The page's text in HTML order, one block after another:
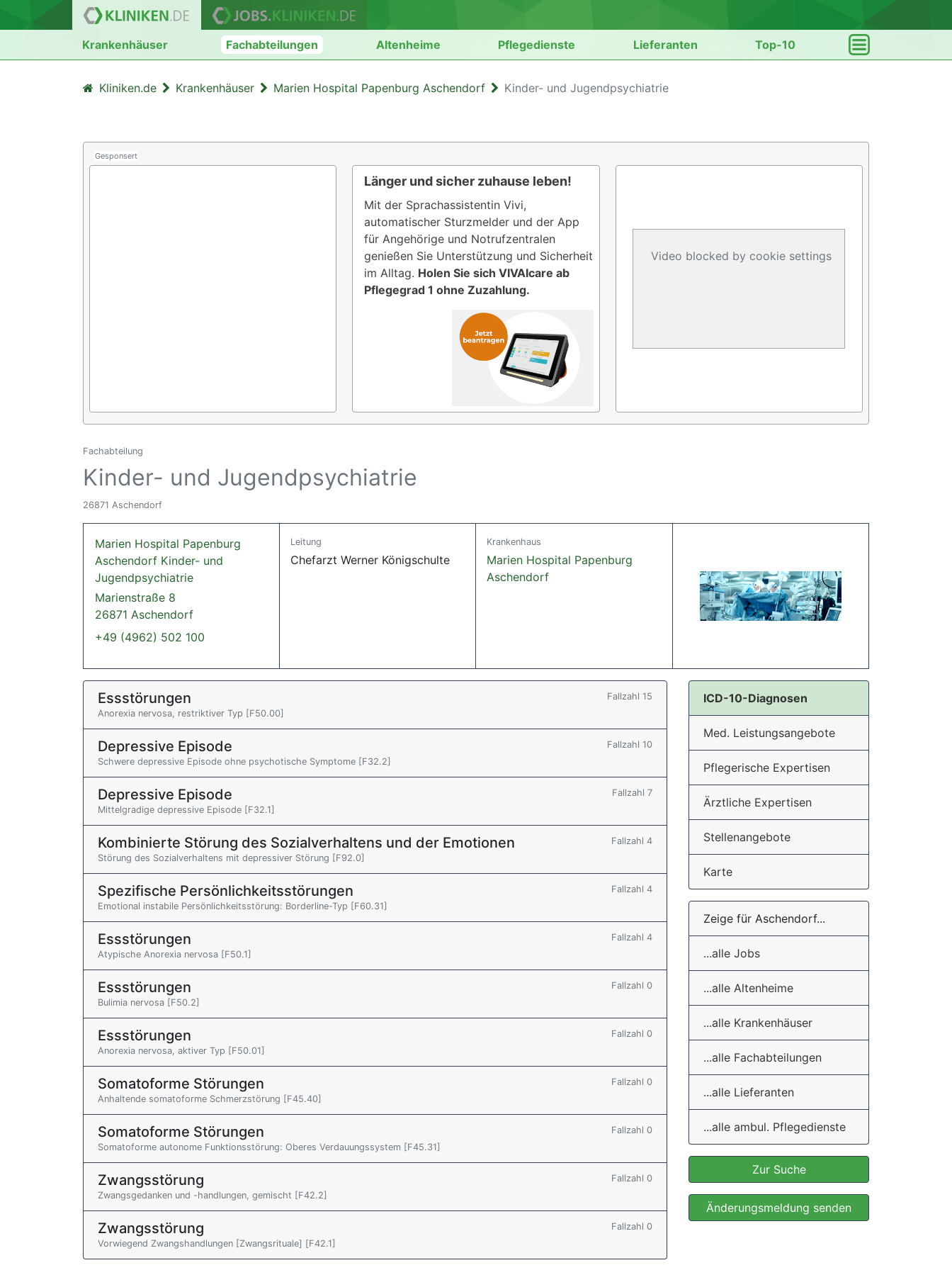
Krankenhäuser Fachabteilungen Altenheime Pflegedienste Lieferanten Top-10
Kliniken.de Krankenhäuser Marien Hospital Papenburg Aschendorf Kinder- und Jugendpsychiatrie
Gesponsert
Länger und sicher zuhause leben!
Mit der Sprachassistentin Vivi,
automatischer Sturzmelder und der App
für Angehörige und Notrufzentralen
genießen Sie Unterstützung und Sicherheit
im Alltag. Holen Sie sich VIVAIcare ab
Pflegegrad 1 ohne Zuzahlung.
Video blocked by cookie settings
Fachabteilung
Kinder- und Jugendpsychiatrie
26871 Aschendorf
Marien Hospital Papenburg
Aschendorf Kinder- und
Jugendpsychiatrie
Marienstraße 8
26871 Aschendorf
+49 (4962) 502 100
Leitung
Chefarzt Werner Königschulte
Krankenhaus
Marien Hospital Papenburg
Aschendorf
Essstörungen
Fallzahl 15
Anorexia nervosa, restriktiver Typ [F50.00]
Depressive Episode
Fallzahl 10
Schwere depressive Episode ohne psychotische Symptome [F32.2]
Depressive Episode
Fallzahl 7
Mittelgradige depressive Episode [F32.1]
Kombinierte Störung des Sozialverhaltens und der Emotionen
Fallzahl 4
Störung des Sozialverhaltens mit depressiver Störung [F92.0]
Spezifische Persönlichkeitsstörungen
Fallzahl 4
Emotional instabile Persönlichkeitsstörung: Borderline-Typ [F60.31]
Essstörungen
Fallzahl 4
Atypische Anorexia nervosa [F50.1]
Essstörungen
Fallzahl 0
Bulimia nervosa [F50.2]
Essstörungen
Fallzahl 0
Anorexia nervosa, aktiver Typ [F50.01]
Somatoforme Störungen
Fallzahl 0
Anhaltende somatoforme Schmerzstörung [F45.40]
Somatoforme Störungen
Fallzahl 0
Somatoforme autonome Funktionsstörung: Oberes Verdauungssystem [F45.31]
Zwangsstörung
Fallzahl 0
Zwangsgedanken und -handlungen, gemischt [F42.2]
Zwangsstörung
Fallzahl 0
Vorwiegend Zwangshandlungen [Zwangsrituale] [F42.1]
ICD-10-Diagnosen
Med. Leistungsangebote
Pflegerische Expertisen
Ärztliche Expertisen
Stellenangebote
Karte
Zeige für Aschendorf...
...alle Jobs
...alle Altenheime
...alle Krankenhäuser
...alle Fachabteilungen
...alle Lieferanten
...alle ambul. Pflegedienste
Zur Suche
Änderungsmeldung senden